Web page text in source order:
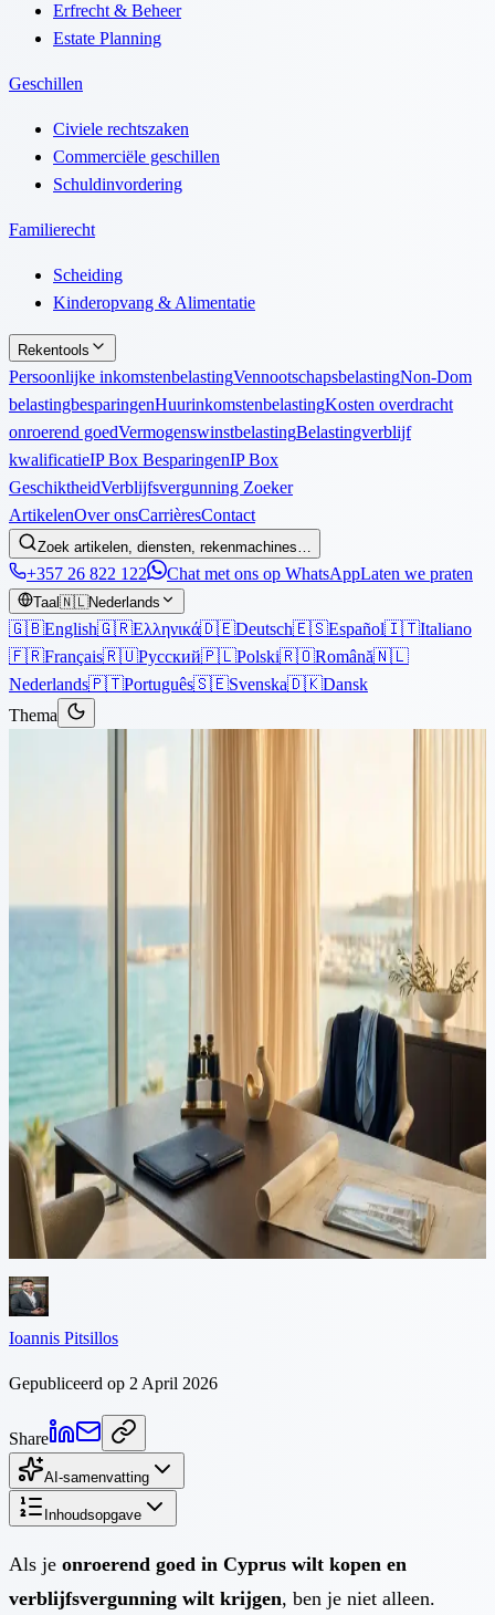
Erfrecht & Beheer
Estate Planning
Geschillen
Civiele rechtszaken
Commerciële geschillen
Schuldinvordering
Familierecht
Scheiding
Kinderopvang & Alimentatie
Rekentools
Persoonlijke inkomstenbelastingVennootschapsbelastingNon-Dom
belastingbesparingenHuurinkomstenbelastingKosten overdracht
onroerend goedVermogenswinstbelastingBelastingverblijf
kwalificatieIP Box BesparingenIP Box
GeschiktheidVerblijfsvergunning Zoeker
ArtikelenOver onsCarrièresContact
Zoek artikelen, diensten, rekenmachines…
+357 26 822 122 Chat met ons op WhatsAppLaten we praten
Taal🇳🇱Nederlands
🇬🇧English🇬🇷Ελληνικά🇩🇪Deutsch🇪🇸Español🇮🇹Italiano
🇫🇷Français🇷🇺Русский🇵🇱Polski🇷🇴Română🇳🇱
Nederlands🇵🇹Português🇸🇪Svenska🇩🇰Dansk
Thema
Cyprus en verkrijg
verblijfsvergunning: een
gecombineerde gids voor
investeerders
Duizenden niet-EU-burgers kopen elk jaar onroerend goed in
Cyprus om in aanmerking te komen voor een snelle permanente
verblijfsvergunning. Deze gids behandelt beide processen samen:
aankoop van onroerend goed en PR-aanvraag, met kosten, tijdlijnen
en veelgemaakte fouten om te vermijden.
Ioannis Pitsillos
Gepubliceerd op 2 April 2026
Share
AI-samenvatting
Inhoudsopgave
Als je onroerend goed in Cyprus wilt kopen en
verblijfsvergunning wilt krijgen, ben je niet alleen.